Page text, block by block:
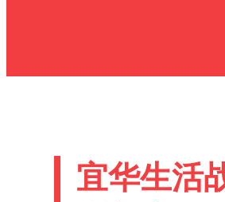
宜华生活